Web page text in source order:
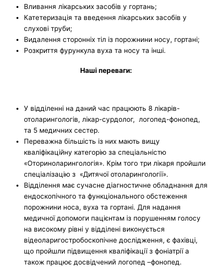
Вливання лікарських засобів у гортань;
Катетеризація та введення лікарських засобів у
слухові труби;
Видалення сторонніх тіл із порожнини носу, гортані;
Розкриття фурункула вуха та носу та інші.
Наші переваги:
У відділенні на даний час працюють 8 лікарів-
отоларингологів, лікар-сурдолог, логопед-фонопед,
та 5 медичних сестер.
Переважна більшість із них мають вищу
кваліфікаційну категорію за спеціальністю
«Оториноларингологія». Крім того три лікаря пройшли
спеціалізацію з «Дитячої отоларингології».
Відділення має сучасне діагностичне обладнання для
ендоскопічного та функціонального обстеження
порожнини носа, вуха та гортані. Для надання
медичної допомоги пацієнтам із порушенням голосу
на високому рівні у відділені виконується
відеоларигостробоскопічне дослідження, є фахівці,
що пройшли підвищення кваліфікації з фоніатрії а
також працює досвідчений логопед –фонопед.